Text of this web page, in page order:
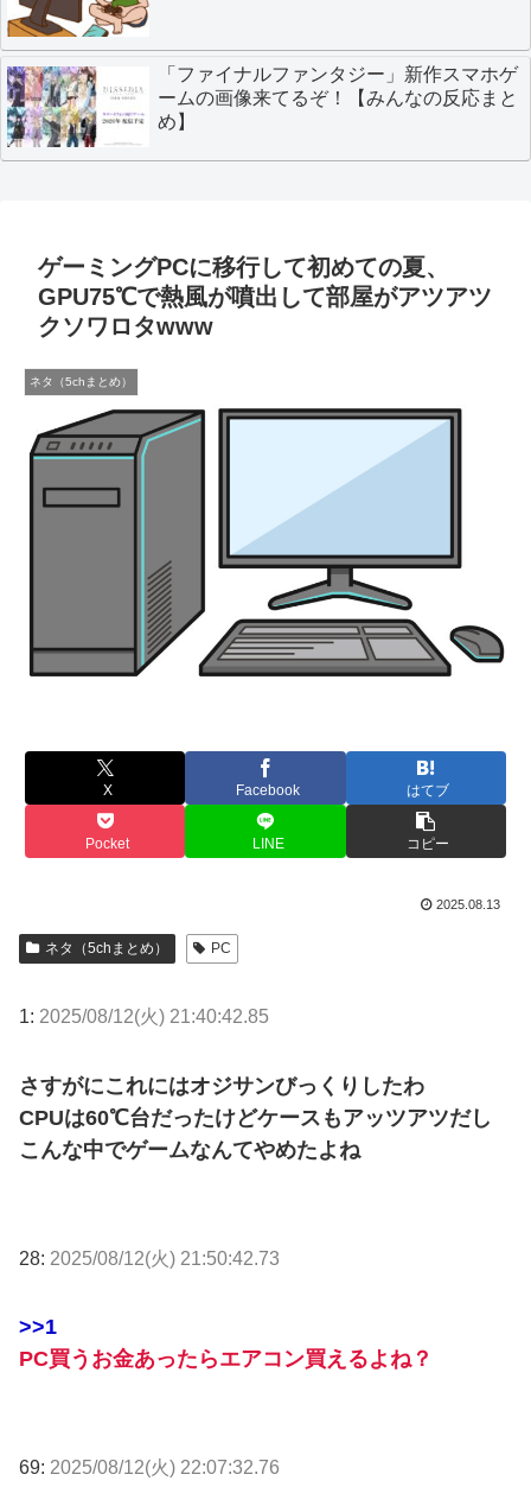
「ファイナルファンタジー」新作スマホゲ
ームの画像来てるぞ！【みんなの反応まと
め】
ゲーミングPCに移行して初めての夏、
GPU75℃で熱風が噴出して部屋がアツアツ
クソワロタwww
ネタ（5chまとめ）
X Facebook はてブ
Pocket LINE コピー
2025.08.13
ネタ（5chまとめ） PC
1: 2025/08/12(火) 21:40:42.85
さすがにこれにはオジサンびっくりしたわ
CPUは60℃台だったけどケースもアッツアツだし
こんな中でゲームなんてやめたよね
28: 2025/08/12(火) 21:50:42.73
>>1
PC買うお金あったらエアコン買えるよね？
69: 2025/08/12(火) 22:07:32.76